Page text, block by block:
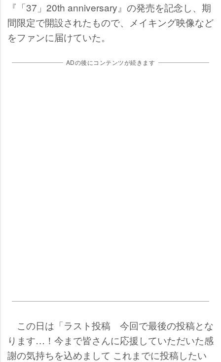
『「37」20th anniversary』の発売を記念し、期
間限定で開設されたもので、メイキング映像など
をファンに届けていた。
ADの後にコンテンツが続きます
この日は「ラスト投稿 今回で最後の投稿とな
ります…！今まで皆さんに応援していただいた感
謝の気持ちを込めまして これまでに投稿したい